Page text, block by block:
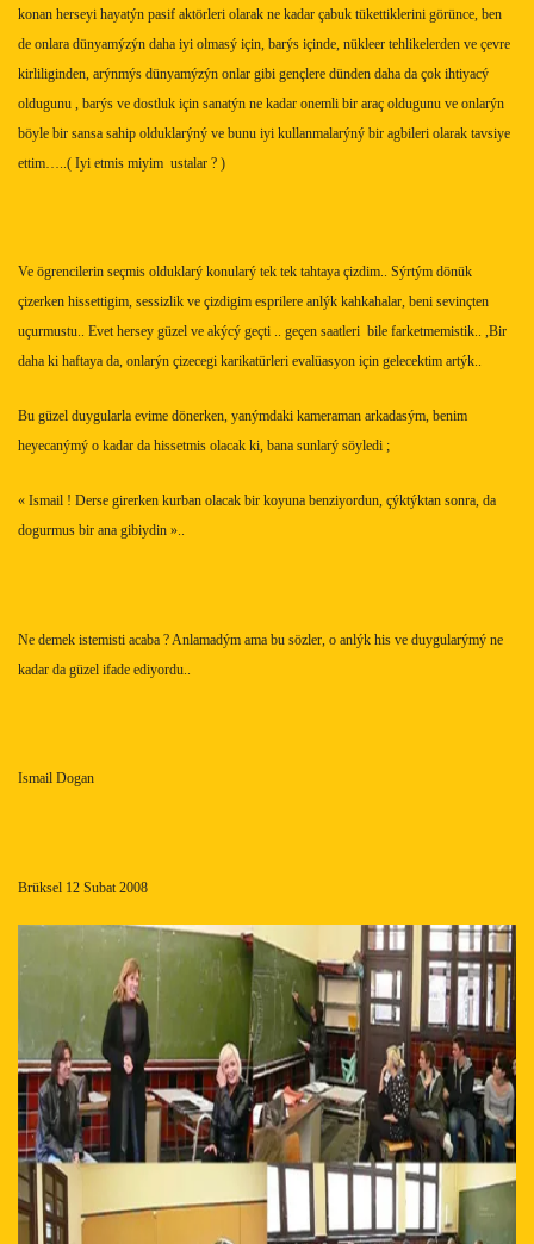
konan herseyi hayatýn pasif aktörleri olarak ne kadar çabuk tükettiklerini görünce, ben
de onlara dünyamýzýn daha iyi olmasý için, barýs içinde, nükleer tehlikelerden ve çevre
kirliliginden, arýnmýs dünyamýzýn onlar gibi gençlere dünden daha da çok ihtiyacý
oldugunu , barýs ve dostluk için sanatýn ne kadar onemli bir araç oldugunu ve onlarýn
böyle bir sansa sahip olduklarýný ve bunu iyi kullanmalarýný bir agbileri olarak tavsiye
ettim…..( Iyi etmis miyim ustalar ? )
Ve ögrencilerin seçmis olduklarý konularý tek tek tahtaya çizdim.. Sýrtým dönük
çizerken hissettigim, sessizlik ve çizdigim esprilere anlýk kahkahalar, beni sevinçten
uçurmustu.. Evet hersey güzel ve akýcý geçti .. geçen saatleri bile farketmemistik.. ,Bir
daha ki haftaya da, onlarýn çizecegi karikatürleri evalüasyon için gelecektim artýk..
Bu güzel duygularla evime dönerken, yanýmdaki kameraman arkadasým, benim
heyecanýmý o kadar da hissetmis olacak ki, bana sunlarý söyledi ;
« Ismail ! Derse girerken kurban olacak bir koyuna benziyordun, çýktýktan sonra, da
dogurmus bir ana gibiydin »..
Ne demek istemisti acaba ? Anlamadým ama bu sözler, o anlýk his ve duygularýmý ne
kadar da güzel ifade ediyordu..
Ismail Dogan
Brüksel 12 Subat 2008